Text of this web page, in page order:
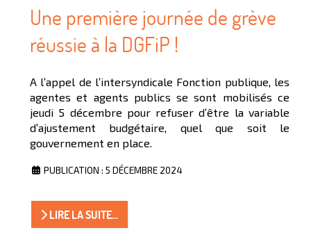
Une première journée de grève
réussie à la DGFiP !
A l’appel de l’intersyndicale Fonction publique, les
agentes et agents publics se sont mobilisés ce
jeudi 5 décembre pour refuser d’être la variable
d’ajustement budgétaire, quel que soit le
gouvernement en place.
PUBLICATION : 5 DÉCEMBRE 2024
LIRE LA SUITE...